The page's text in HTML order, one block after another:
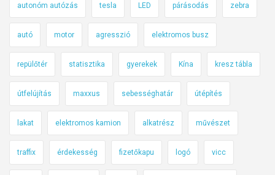
autonóm autózás tesla LED párásodás zebra
autó motor agresszió elektromos busz
repülőtér statisztika gyerekek Kína kresz tábla
útfelújítás maxxus sebességhatár útépítés
lakat elektromos kamion alkatrész művészet
traffix érdekesség fizetőkapu logó vicc